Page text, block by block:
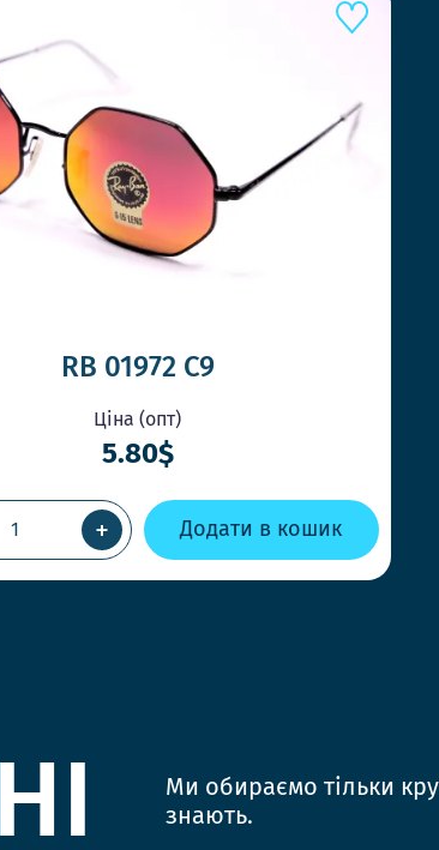
RB 01972 С9
Ціна (опт)
5.80$
+ Додати в кошик
Ми обираємо тільки
знають.